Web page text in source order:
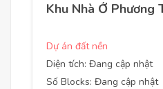
Khu Nhà Ở Phương
Dự án đất nền
Diện tích: Đang cập nhật
Số Blocks: Đang cập nhật